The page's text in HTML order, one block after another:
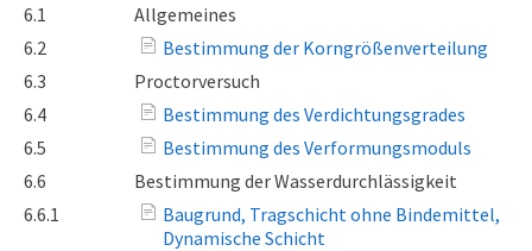
6.1
Allgemeines
6.2
Bestimmung der Korngrößenverteilung
6.3
Proctorversuch
6.4
Bestimmung des Verdichtungsgrades
6.5
Bestimmung des Verformungsmoduls
6.6
Bestimmung der Wasserdurchlässigkeit
6.6.1
Baugrund, Tragschicht ohne Bindemittel,
Dynamische Schicht